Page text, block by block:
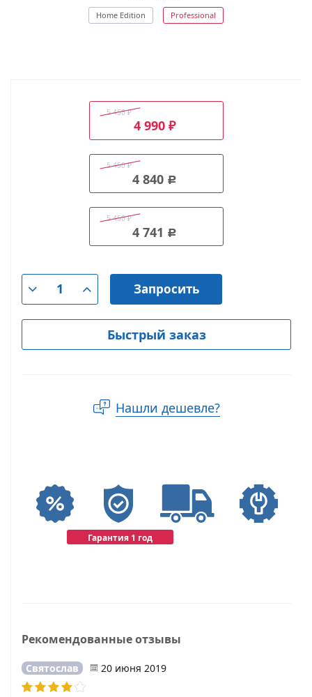
Home Edition Professional
5 450₽
4 990 ₽
5 450₽
4 840 Р
5 450₽
4 741 Р
Запросить
Быстрый заказ
Нашли дешевле?
Гарантия 1 год
Рекомендованные отзывы
Святослав 20 июня 2019